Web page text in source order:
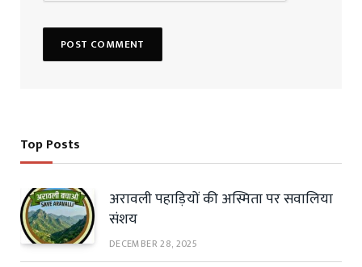
Top Posts
अरावली पहाड़ियों की अस्मिता पर सवालिया
संशय
DECEMBER 28, 2025